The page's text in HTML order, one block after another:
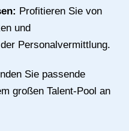
Profitieren Sie von
und
Personalvermittlung.
Sie passende
großen Talent-Pool an